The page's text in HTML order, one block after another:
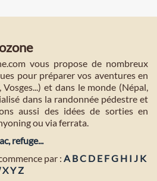
vous propose de nombreux
pour préparer vos aventures en
Vosges...) et dans le monde (Népal,
dans la randonnée pédestre et
aussi des idées de sorties en
ou via ferrata.
refuge...
par : A BC D E FG H I J K
XYZ